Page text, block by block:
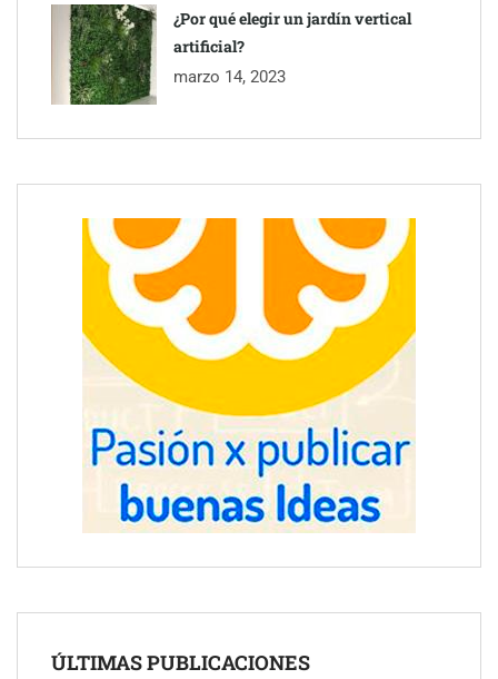
Reparación de tejados y canalones: claves técnicas para
prolongar la vida útil de la cubierta
necesidades reales
¿Por qué elegir un jardín vertical
artificial?
marzo 14, 2023
ÚLTIMAS PUBLICACIONES